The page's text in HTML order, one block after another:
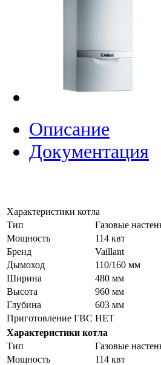
Описание
Документация
Характеристики котла
Тип
Газовые
Мощность
114 квт
Бренд
Vaillant
Дымоход
110/160 мм
Ширина
480 мм
Высота
960 мм
Глубина
603 мм
Приготовление ГВС НЕТ
Характеристики котла
Тип
Газовые
Мощность
114 квт